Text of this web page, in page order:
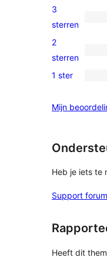
4
sterren
0
3
sterren
3
sterren
0
2
beoordelingen
2
sterren
0
sterren
1 ster
Mijn
Heb je iets te
Support
Heeft dit